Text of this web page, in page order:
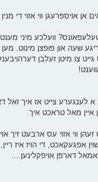
אן אויספרעגן ווי אזוי די
וועלכע מיני
שעה און פופצן מינוט. מען
צו מיטן זעלבן
צייט אז איך זאל
איין מאל טראכט איך.
ווי אזוי עס ארבעט זיך
אפגעקאכט, די הויז איז
דארפן אויפקלינען....